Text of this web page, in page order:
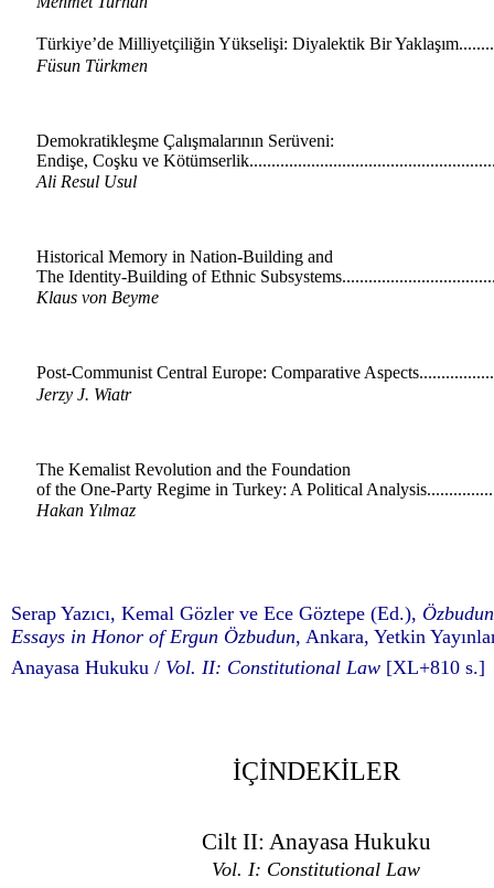
Türkiye’de Milliyetçiliğin Yükselişi: Diyalektik Bir
Füsun Türkmen
Demokratikleşme Çalışmalarının Serüveni:
Endişe, Coşku ve
Ali Resul Usul
Historical Memory in Nation-Building and
The Identity-Building of Ethnic
Klaus von Beyme
Post-Communist Central Europe: Comparative
Jerzy J. Wiatr
The Kemalist Revolution and the Foundation
of the One-Party Regime in Turkey: A Political
Hakan Yılmaz
Serap Yazıcı, Kemal Gözler ve Ece Göztepe (Ed.),
Essays in Honor of Ergun Özbudun, Ankara, Yetkin
Anayasa Hukuku / Vol. II: Constitutional Law [XL+810 s.]
İÇİNDEKİLER
Cilt II: Anayasa Hukuku
Vol. I: Constitutional Law